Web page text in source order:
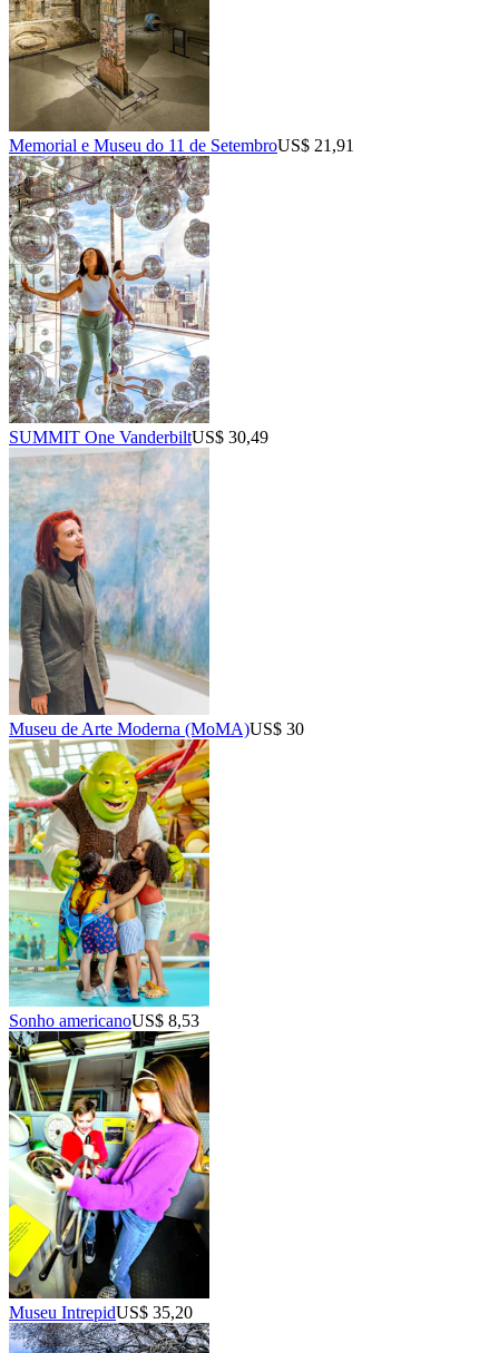
Memorial e Museu do 11 de SetembroUS$ 21,91
SUMMIT One VanderbiltUS$ 30,49
Museu de Arte Moderna (MoMA)US$ 30
Sonho americanoUS$ 8,53
Museu IntrepidUS$ 35,20